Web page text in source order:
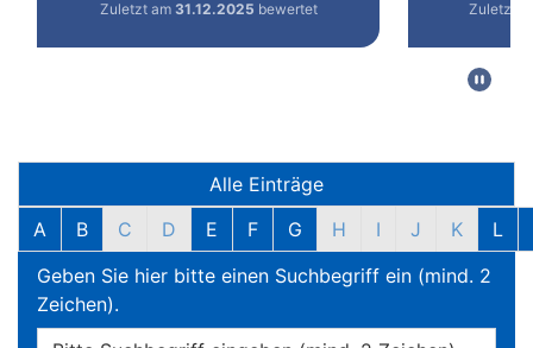
Filter und SucheAlle Einträge
A
B C D E F G H I J K
L
Geben Sie hier bitte einen Suchbegriff ein (mind. 2
Zeichen).